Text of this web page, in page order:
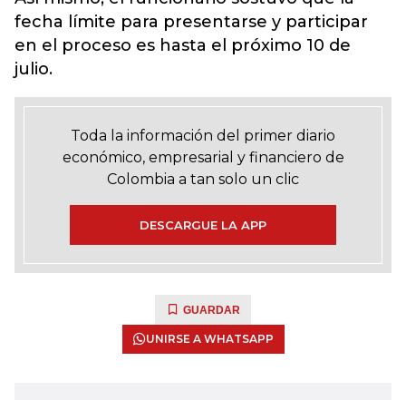
fecha límite para presentarse y participar
en el proceso es hasta el próximo 10 de
julio.
Toda la información del primer diario
económico, empresarial y financiero de
Colombia a tan solo un clic
DESCARGUE LA APP
GUARDAR
UNIRSE A WHATSAPP